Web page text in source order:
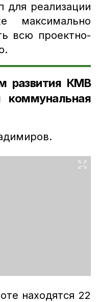
для реализации
максимально
всю проектно-
развития КМВ
коммунальная
находятся 22